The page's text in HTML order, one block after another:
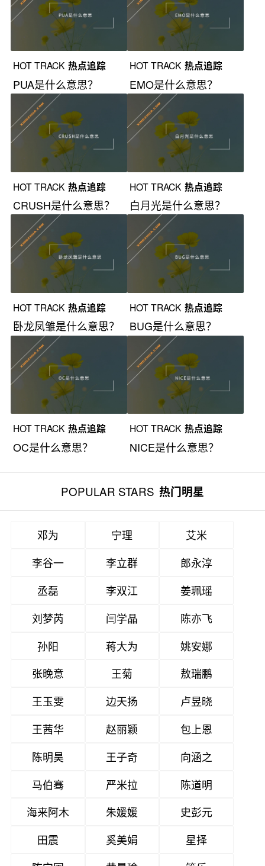
HOT TRACK 热点追踪
PUA是什么意思？
HOT TRACK 热点追踪
EMO是什么意思？
HOT TRACK 热点追踪
CRUSH是什么意思？
HOT TRACK 热点追踪
白月光是什么意思？
HOT TRACK 热点追踪
卧龙凤雏是什么意思？
HOT TRACK 热点追踪
BUG是什么意思？
HOT TRACK 热点追踪
OC是什么意思？
HOT TRACK 热点追踪
NICE是什么意思？
POPULAR STARS 热门明星
邓为 宁理
艾米
李谷一
李立群
郎永淳
丞磊
李双江
姜珮瑶
刘梦芮
闫学晶
陈亦飞
孙阳
蒋大为
姚安娜
张晚意
王菊
敖瑞鹏
王玉雯
边天扬
卢昱晓
王茜华
赵丽颖
包上恩
陈明昊
王子奇
向涵之
马伯骞
严米拉
陈道明
海来阿木
朱媛媛
史彭元
田震
奚美娟
星择